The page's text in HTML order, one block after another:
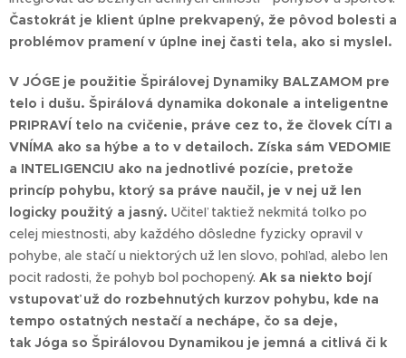
Častokrát je klient úplne prekvapený, že pôvod bolesti a
problémov pramení v úplne inej časti tela, ako si myslel.
V JÓGE je použitie Špirálovej Dynamiky BALZAMOM pre
telo i dušu. Špirálová dynamika dokonale a inteligentne
PRIPRAVÍ telo na cvičenie, práve cez to, že človek CÍTI a
VNÍMA ako sa hýbe a to v detailoch. Získa sám VEDOMIE
a INTELIGENCIU ako na jednotlivé pozície, pretože
princíp pohybu, ktorý sa práve naučil, je v nej už len
logicky použitý a jasný. Učiteľ taktiež nekmitá toľko po
celej miestnosti, aby každého dôsledne fyzicky opravil v
pohybe, ale stačí u niektorých už len slovo, pohľad, alebo len
pocit radosti, že pohyb bol pochopený. Ak sa niekto bojí
vstupovať už do rozbehnutých kurzov pohybu, kde na
tempo ostatných nestačí a nechápe, čo sa deje,
tak Jóga so Špirálovou Dynamikou je jemná a citlivá či k